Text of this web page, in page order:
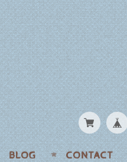
BLOG CONTACT